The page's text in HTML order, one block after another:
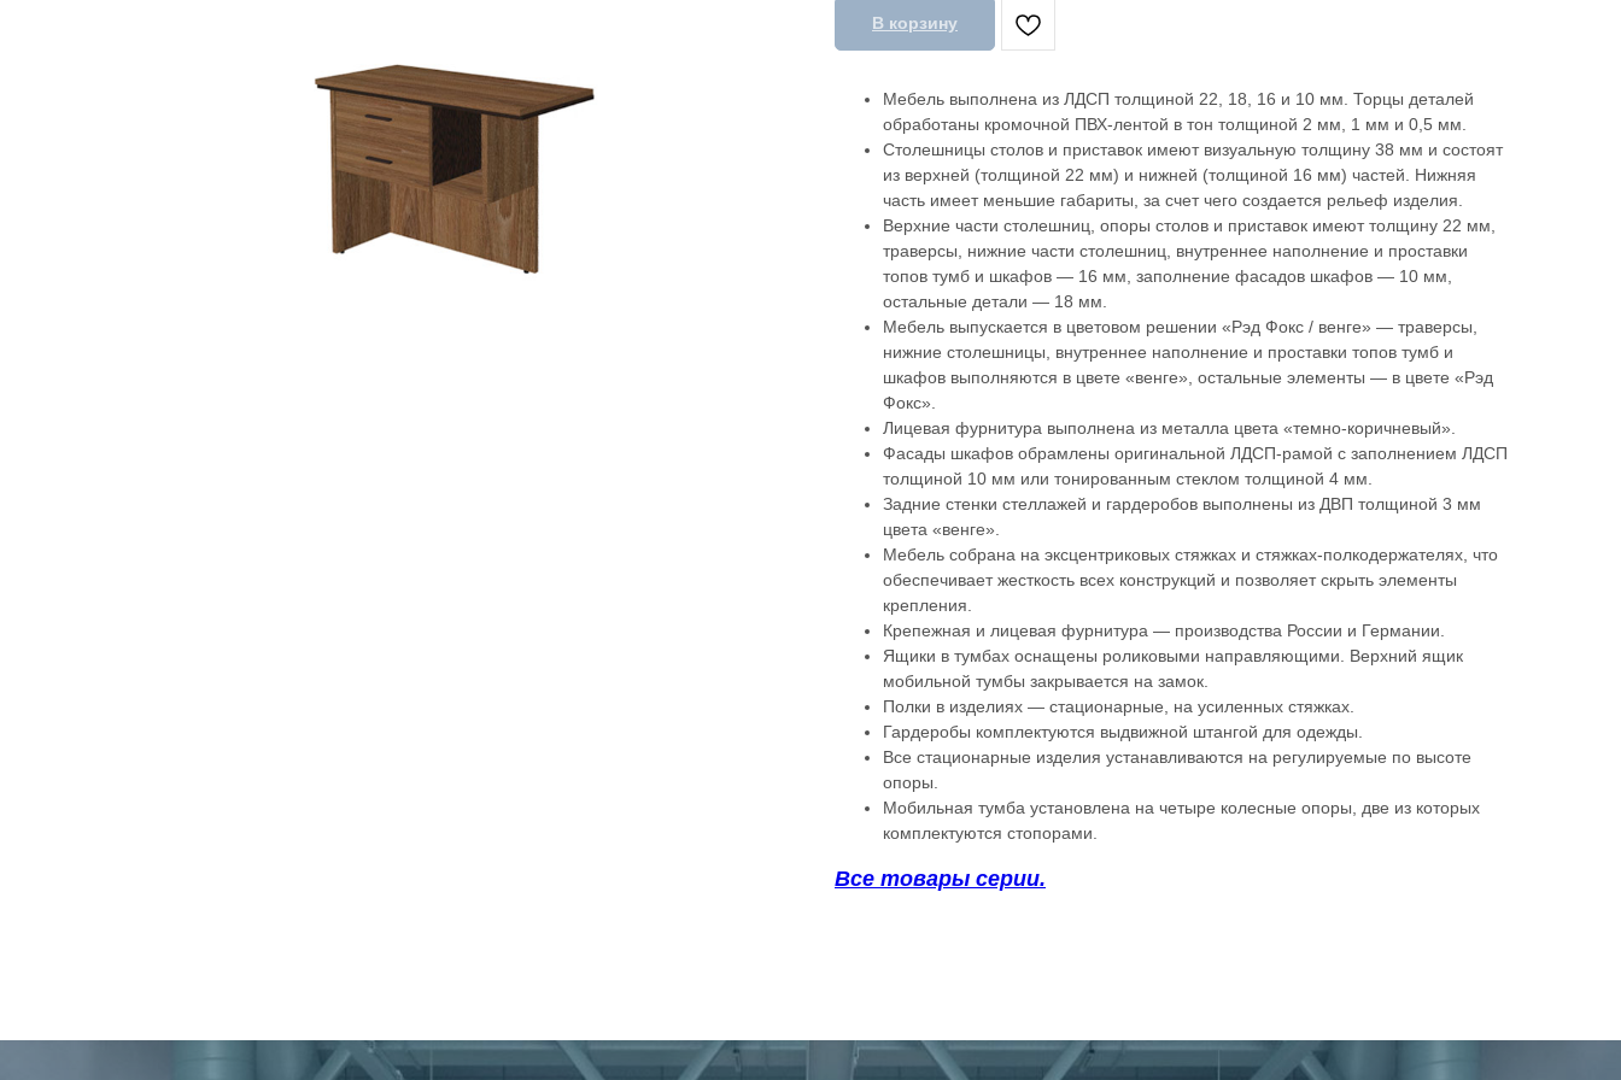
В корзину
Мебель выполнена из ЛДСП толщиной 22, 18, 16 и 10 мм. Торцы деталей
обработаны кромочной ПВХ-лентой в тон толщиной 2 мм, 1 мм и 0,5 мм.
Столешницы столов и приставок имеют визуальную толщину 38 мм и состоят
из верхней (толщиной 22 мм) и нижней (толщиной 16 мм) частей. Нижняя
часть имеет меньшие габариты, за счет чего создается рельеф изделия.
Верхние части столешниц, опоры столов и приставок имеют толщину 22 мм,
траверсы, нижние части столешниц, внутреннее наполнение и проставки
топов тумб и шкафов — 16 мм, заполнение фасадов шкафов — 10 мм,
остальные детали — 18 мм.
Мебель выпускается в цветовом решении «Рэд Фокс / венге» — траверсы,
нижние столешницы, внутреннее наполнение и проставки топов тумб и
шкафов выполняются в цвете «венге», остальные элементы — в цвете «Рэд
Фокс».
Лицевая фурнитура выполнена из металла цвета «темно-коричневый».
Фасады шкафов обрамлены оригинальной ЛДСП-рамой с заполнением ЛДСП
толщиной 10 мм или тонированным стеклом толщиной 4 мм.
Задние стенки стеллажей и гардеробов выполнены из ДВП толщиной 3 мм
цвета «венге».
Мебель собрана на эксцентриковых стяжках и стяжках-полкодержателях, что
обеспечивает жесткость всех конструкций и позволяет скрыть элементы
крепления.
Крепежная и лицевая фурнитура — производства России и Германии.
Ящики в тумбах оснащены роликовыми направляющими. Верхний ящик
мобильной тумбы закрывается на замок.
Полки в изделиях — стационарные, на усиленных стяжках.
Гардеробы комплектуются выдвижной штангой для одежды.
Все стационарные изделия устанавливаются на регулируемые по высоте
опоры.
Мобильная тумба установлена на четыре колесные опоры, две из которых
комплектуются стопорами.
Все товары серии.